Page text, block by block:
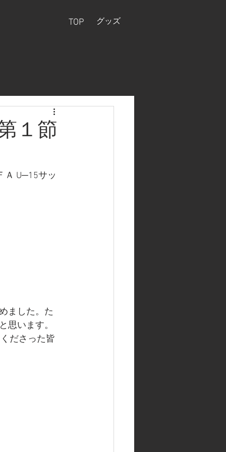
TOP グッズ
１節
Ａ U─15サッ
ました。た
思います。
ださった皆